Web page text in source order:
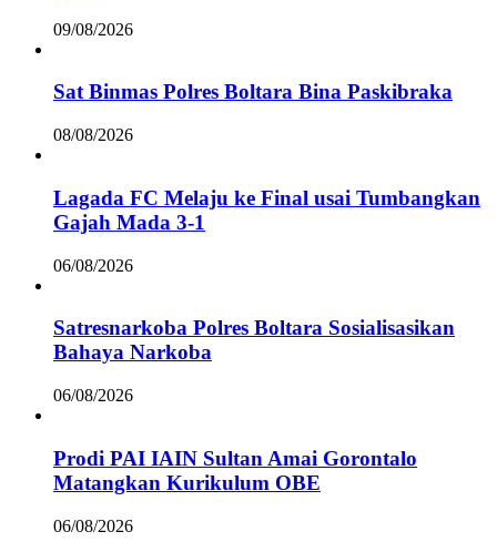
09/08/2026
Sat Binmas Polres Boltara Bina Paskibraka
08/08/2026
Lagada FC Melaju ke Final usai Tumbangkan
Gajah Mada 3-1
06/08/2026
Satresnarkoba Polres Boltara Sosialisasikan
Bahaya Narkoba
06/08/2026
Prodi PAI IAIN Sultan Amai Gorontalo
Matangkan Kurikulum OBE
06/08/2026